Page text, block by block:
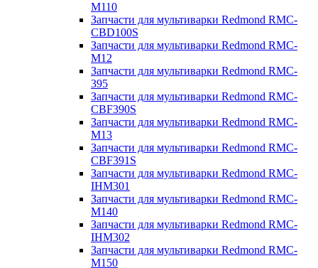
M110
Запчасти для мультиварки Redmond RMC-
CBD100S
Запчасти для мультиварки Redmond RMC-
M12
Запчасти для мультиварки Redmond RMC-
395
Запчасти для мультиварки Redmond RMC-
CBF390S
Запчасти для мультиварки Redmond RMC-
M13
Запчасти для мультиварки Redmond RMC-
CBF391S
Запчасти для мультиварки Redmond RMC-
IHM301
Запчасти для мультиварки Redmond RMC-
M140
Запчасти для мультиварки Redmond RMC-
IHM302
Запчасти для мультиварки Redmond RMC-
M150